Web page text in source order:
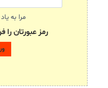
مرا به
رمز عبورتان را